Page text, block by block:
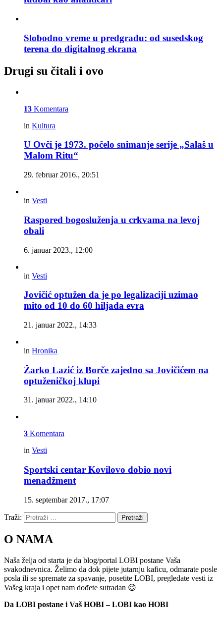
Slobodno vreme u predgrađu: od susedskog
terena do digitalnog ekrana
Drugi su čitali i ovo
13 Komentara
in Kultura
U Ovči je 1973. počelo snimanje serije „Salaš u
Malom Ritu“
29. februar 2016., 20:51
in Vesti
Raspored bogosluženja u crkvama na levoj
obali
6. januar 2023., 12:00
in Vesti
Jovičić optužen da je po legalizaciji uzimao
mito od 10 do 60 hiljada evra
21. januar 2022., 14:33
in Hronika
Žarko Lazić iz Borče zajedno sa Jovičićem na
optuženičkoj klupi
31. januar 2022., 14:10
3 Komentara
in Vesti
Sportski centar Kovilovo dobio novi
menadžment
15. septembar 2017., 17:07
Traži: Pretraži
O NAMA
Naša želja od starta je da blog/portal LOBI postane Vaša
svakodnevnica. Želimo da dok pijete jutarnju kaficu, odmarate posle
posla ili se spremate za spavanje, posetite LOBI, pregledate vesti iz
Vašeg kraja i opet nam dođete sutradan 😉
Da LOBI postane i Vaš HOBI – LOBI kao HOBI